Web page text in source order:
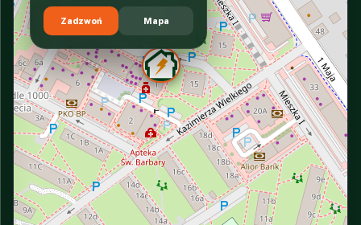
Zadzwoń Mapa